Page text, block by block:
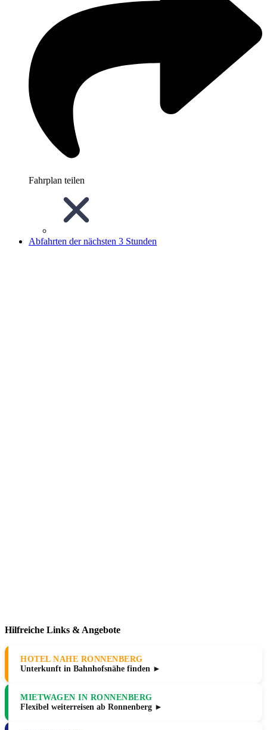
Fahrplan teilen
Abfahrten der nächsten 3 Stunden
Hilfreiche Links & Angebote
HOTEL NAHE RONNENBERG
Unterkunft in Bahnhofsnähe finden ►
MIETWAGEN IN RONNENBERG
Flexibel weiterreisen ab Ronnenberg ►